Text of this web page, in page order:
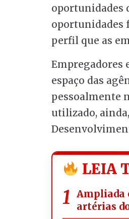
oportunidades
oportunidades
perfil que as
Empregadores
espaço das
pessoalmente
utilizado,
LEIA
Ampliada
artérias